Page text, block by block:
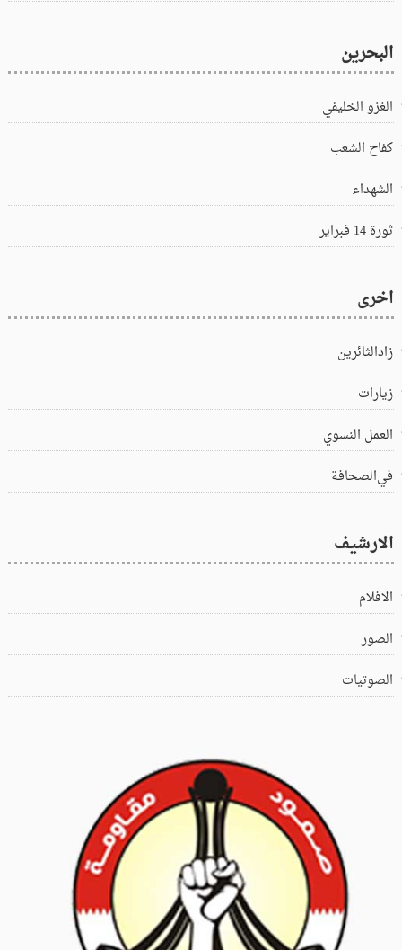
البحرين
الغزو الخليفي
كفاح الشعب
الشهداء
ثورة 14 فبراير
اخرى
زادالثائرين
زيارات
العمل النسوي
في‌الصحافة
الارشيف
الافلام
الصور
الصوتيات